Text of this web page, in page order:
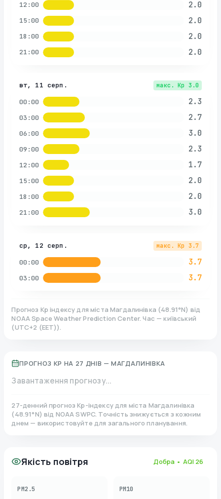
12:00 2.0
15:00 2.0
18:00 2.0
21:00 2.0
вт, 11 серп. макс. Kp 3.0
00:00 2.3
03:00 2.7
06:00 3.0
09:00 2.3
12:00 1.7
15:00 2.0
18:00 2.0
21:00 3.0
ср, 12 серп. макс. Kp 3.7
00:00 3.7
03:00 3.7
Прогноз Kp індексу для міста Магдалинівка (48.91°N) від
NOAA Space Weather Prediction Center. Час — київський
(UTC+2 (EET)).
ПРОГНОЗ KP НА 27 ДНІВ — МАГДАЛИНІВКА
Завантаження прогнозу...
27-денний прогноз Kp-індексу для міста Магдалинівка
(48.91°N)від NOAA SWPC. Точність знижується з кожним
днем — використовуйте для загального планування.
Якість повітря Добра • AQI 26
PM2.5 PM10